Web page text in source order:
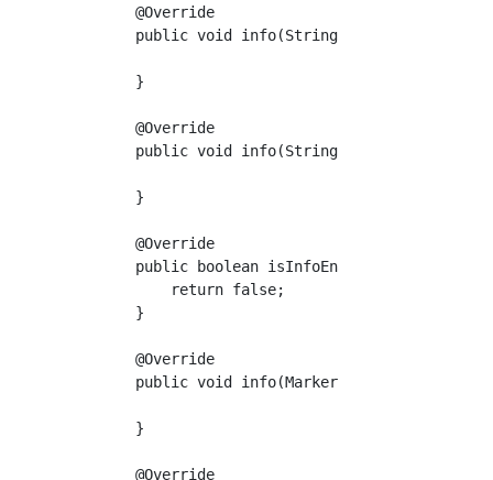
    @Override
public void info(String s, Object...
    }
    @Override
public void info(String s, Throwable
    }
    @Override
public boolean isInfoEnabled(Marker
        return false;
    }
    @Override
public void info(Marker marker, String
    }
    @Override